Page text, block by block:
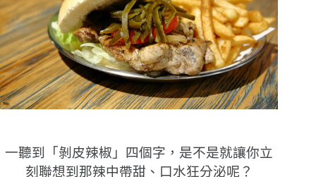
一聽到「剝皮辣椒」四個字，是不是就讓你立
刻聯想到那辣中帶甜、口水狂分泌呢？